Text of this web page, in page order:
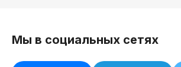
Мы в социальных сетях